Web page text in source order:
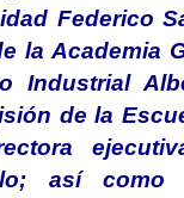
Federico
la Academia
Industrial
de la
así